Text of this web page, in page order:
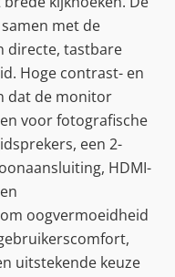
met de
directe, tastbare
Hoge contrast- en
dat de monitor
voor fotografische
een 2-
HDMI-
oogvermoeidheid
uitstekende keuze